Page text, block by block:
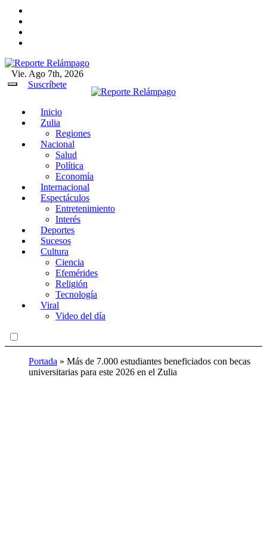
Reporte Relámpago
Claridad y rigor en cada noticia
Vie. Ago 7th, 2026
Suscríbete
Inicio
Zulia
Regiones
Nacional
Salud
Política
Economía
Internacional
Espectáculos
Entretenimiento
Interés
Deportes
Sucesos
Cultura
Ciencia
Efemérides
Religión
Tecnología
Viral
Video del día
Portada » Más de 7.000 estudiantes beneficiados con becas
universitarias para este 2026 en el Zulia